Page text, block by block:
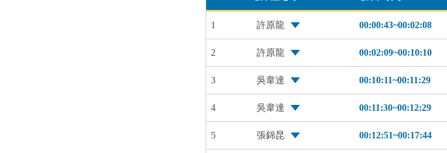
1 許原龍 00:00:43~00:02:08
2 許原龍 00:02:09~00:10:10
3 吳韋達 00:10:11~00:11:29
4 吳韋達 00:11:30~00:12:29
5 張錦昆 00:12:51~00:17:44